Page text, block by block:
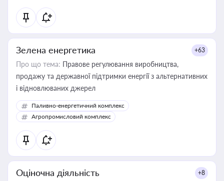
Зелена енергетика +63
Про що тема: Правове регулювання виробництва,
продажу та державної підтримки енергії з альтернативних
і відновлюваних джерел
Паливно-енергетичний комплекс
Агропромисловий комплекс
Оціночна діяльність +8